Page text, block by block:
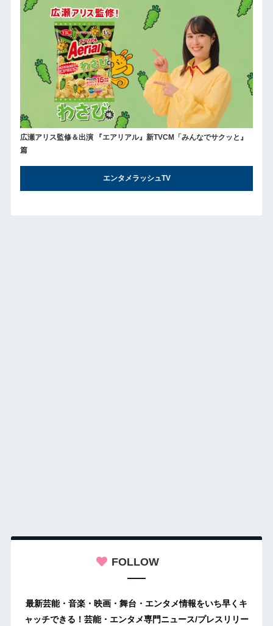
広瀬アリス監修＆出演 『エアリアル』新TVCM「みんなでサクッと』
篇
エンタメラッシュTV
FOLLOW
最新芸能・音楽・映画・舞台・エンタメ情報をいち早くキ
ャッチできる！芸能・エンタメ専門ニュース/プレスリリー